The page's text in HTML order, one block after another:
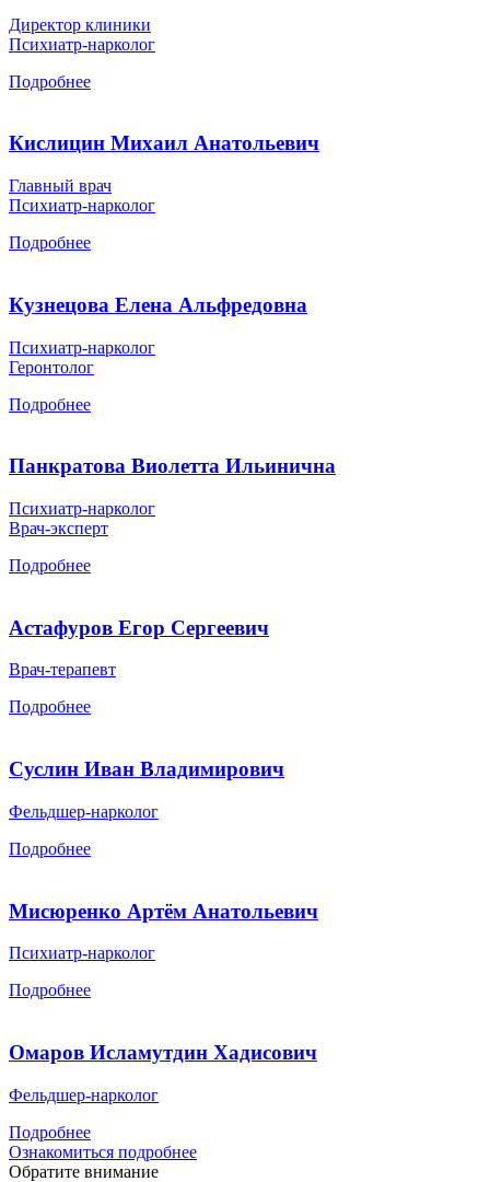
Директор клиники
Психиатр-нарколог
Подробнее
Кислицин Михаил Анатольевич
Главный врач
Психиатр-нарколог
Подробнее
Кузнецова Елена Альфредовна
Психиатр-нарколог
Геронтолог
Подробнее
Панкратова Виолетта Ильинична
Психиатр-нарколог
Врач-эксперт
Подробнее
Астафуров Егор Сергеевич
Врач-терапевт
Подробнее
Суслин Иван Владимирович
Фельдшер-нарколог
Подробнее
Мисюренко Артём Анатольевич
Психиатр-нарколог
Подробнее
Омаров Исламутдин Хадисович
Фельдшер-нарколог
Подробнее
Ознакомиться подробнее
Обратите внимание